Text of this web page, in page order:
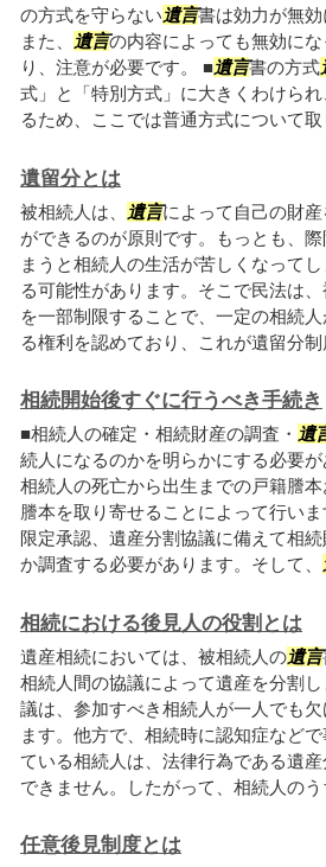
の方式を守らない遺言書は効力が無効
また、
遺言の内容によっても無効に
り、注意が必要です。 ■遺言書の方式
式」と「特別方式」に大きくわけら
るため、ここでは普通方式について
遺留分とは
被相続人は、 遺言によって自己の財
ができるのが原則です。もっとも、
まうと相続人の生活が苦しくなって
る可能性があります。そこで民法は
を一部制限することで、一定の相続
る権利を認めており、これが遺留分制
相続開始後すぐに行うべき手続き
■相続人の確定・相続財産の調査・ 遺
続人になるのかを明らかにする必要
相続人の死亡から出生までの戸籍謄
謄本を取り寄せることによって行い
限定承認、遺産分割協議に備えて相
か調査する必要があります。そして、
相続における後見人の役割とは
遺産相続においては、被相続人の遺言
相続人間の協議によって遺産を分割
議は、参加すべき相続人が一人でも
ます。他方で、相続時に認知症など
ている相続人は、法律行為である遺
できません。したがって、相続人の
任意後見制度とは